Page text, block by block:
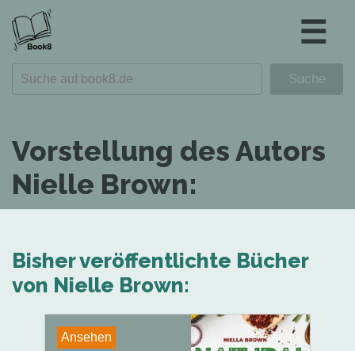
☰
Vorstellung des Autors
Nielle Brown:
Bisher veröffentlichte Bücher
von Nielle Brown:
Ansehen